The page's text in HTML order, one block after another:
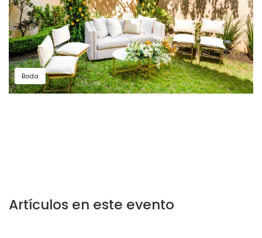
Boda
Artículos en este evento